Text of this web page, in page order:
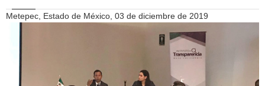
Metepec, Estado de México, 03 de diciembre de 2019